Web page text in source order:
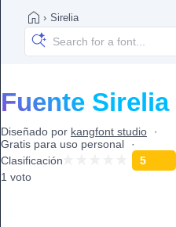
› Sirelia
Fuente Sirelia
Diseñado por kangfont studio
Gratis para uso personal
Clasificación
5
1 voto